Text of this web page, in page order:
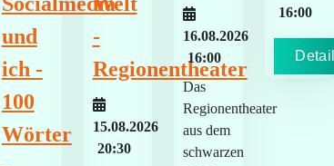
und
ich -
100
Wörter
-
Regionentheater
15.08.2026
20:30
16.08.2026
16:00
Das
Regionentheater
aus dem
schwarzen
16:00